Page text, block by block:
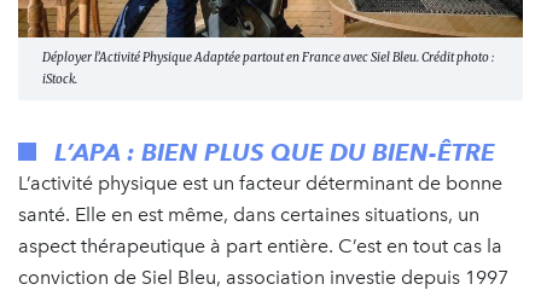
Déployer l’Activité Physique Adaptée partout en France avec Siel Bleu. Crédit photo :
iStock.
L’APA : BIEN PLUS QUE DU BIEN-ÊTRE
L’activité physique est un facteur déterminant de bonne
santé. Elle en est même, dans certaines situations, un
aspect thérapeutique à part entière. C’est en tout cas la
conviction de Siel Bleu, association investie depuis 1997